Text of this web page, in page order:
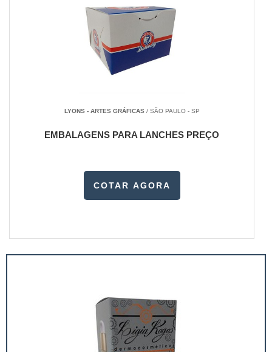
LYONS - ARTES GRÁFICAS/ SÃO PAULO - SP
EMBALAGENS PARA LANCHES PREÇO
COTAR AGORA